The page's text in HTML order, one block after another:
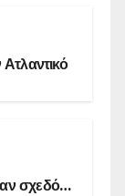
σχεδόν